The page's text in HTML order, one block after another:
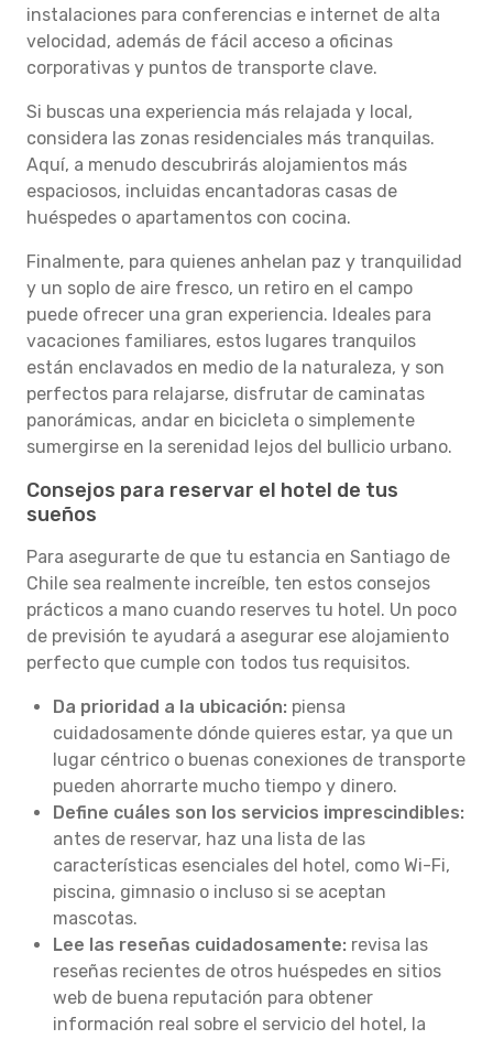
instalaciones para conferencias e internet de alta
velocidad, además de fácil acceso a oficinas
corporativas y puntos de transporte clave.
Si buscas una experiencia más relajada y local,
considera las zonas residenciales más tranquilas.
Aquí, a menudo descubrirás alojamientos más
espaciosos, incluidas encantadoras casas de
huéspedes o apartamentos con cocina.
Finalmente, para quienes anhelan paz y tranquilidad
y un soplo de aire fresco, un retiro en el campo
puede ofrecer una gran experiencia. Ideales para
vacaciones familiares, estos lugares tranquilos
están enclavados en medio de la naturaleza, y son
perfectos para relajarse, disfrutar de caminatas
panorámicas, andar en bicicleta o simplemente
sumergirse en la serenidad lejos del bullicio urbano.
Consejos para reservar el hotel de tus
sueños
Para asegurarte de que tu estancia en Santiago de
Chile sea realmente increíble, ten estos consejos
prácticos a mano cuando reserves tu hotel. Un poco
de previsión te ayudará a asegurar ese alojamiento
perfecto que cumple con todos tus requisitos.
Da prioridad a la ubicación: piensa
cuidadosamente dónde quieres estar, ya que un
lugar céntrico o buenas conexiones de transporte
pueden ahorrarte mucho tiempo y dinero.
Define cuáles son los servicios imprescindibles:
antes de reservar, haz una lista de las
características esenciales del hotel, como Wi-Fi,
piscina, gimnasio o incluso si se aceptan
mascotas.
Lee las reseñas cuidadosamente: revisa las
reseñas recientes de otros huéspedes en sitios
web de buena reputación para obtener
información real sobre el servicio del hotel, la